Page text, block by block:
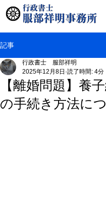
記事
【離婚問題】養
の手続き方法に
行政書士 服部祥明
2025年12月8日 読了時間: 4分